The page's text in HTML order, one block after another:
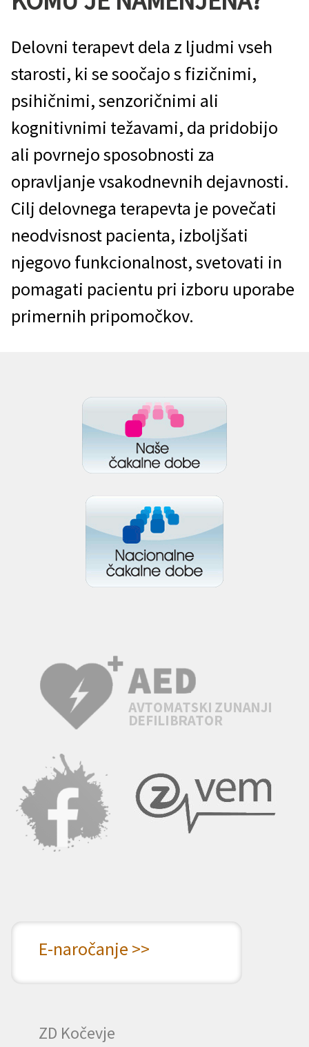
Delovni terapevt dela z ljudmi vseh
starosti, ki se soočajo s fizičnimi,
psihičnimi, senzoričnimi ali
kognitivnimi težavami, da pridobijo
ali povrnejo sposobnosti za
opravljanje vsakodnevnih dejavnosti.
Cilj delovnega terapevta je povečati
neodvisnost pacienta, izboljšati
njegovo funkcionalnost, svetovati in
pomagati pacientu pri izboru uporabe
primernih pripomočkov.
E-naročanje >>
ZD Kočevje